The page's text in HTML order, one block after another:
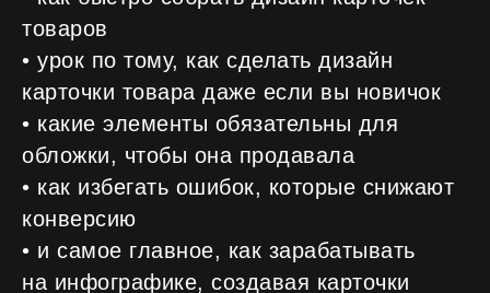
товаров
• урок по тому, как сделать дизайн
карточки товара даже если вы новичок
• какие элементы обязательны для
обложки, чтобы она продавала
• как избегать ошибок, которые снижают
конверсию
• и самое главное, как зарабатывать
на инфографике, создавая карточки
Оставьте заявку
на обучение
Наш менеджер свяжется с вами